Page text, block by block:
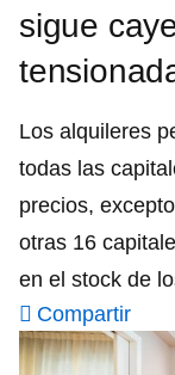
sigue
Los alquileres
todas las
precios,
otras 16
en el stock de
Compartir